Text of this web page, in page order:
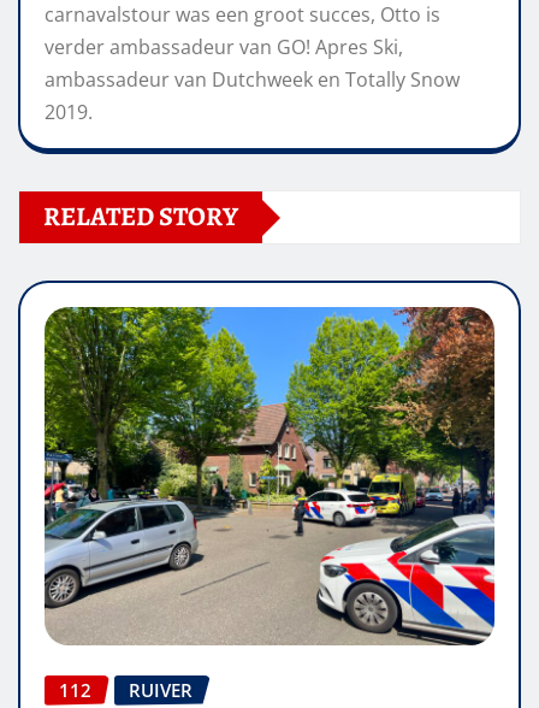
carnavalstour was een groot succes, Otto is
verder ambassadeur van GO! Apres Ski,
ambassadeur van Dutchweek en Totally Snow
2019.
RELATED STORY
112 RUIVER